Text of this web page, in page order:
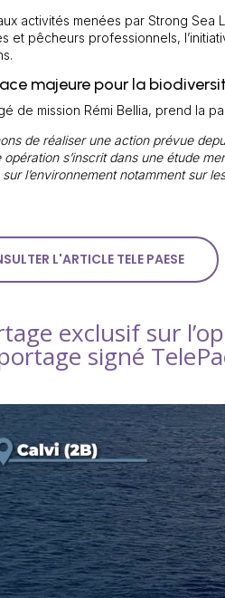
activités menées par Strong Sea
et pêcheurs professionnels,
majeure pour la
de mission Rémi Bellia, prend la
de réaliser une action prévue
opération s’inscrit dans une étude
l’environnement notamment sur
L'ARTICLE TELE PAESE
exclusif sur
signé